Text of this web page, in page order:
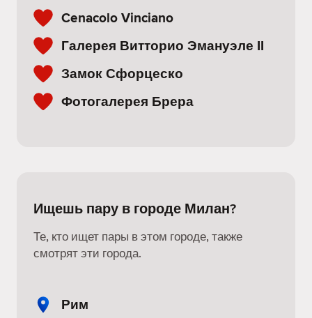
Cenacolo Vinciano
Галерея Витторио Эмануэле II
Замок Сфорцеско
Фотогалерея Брера
Ищешь пару в городе Милан?
Те, кто ищет пары в этом городе, также
смотрят эти города.
Рим